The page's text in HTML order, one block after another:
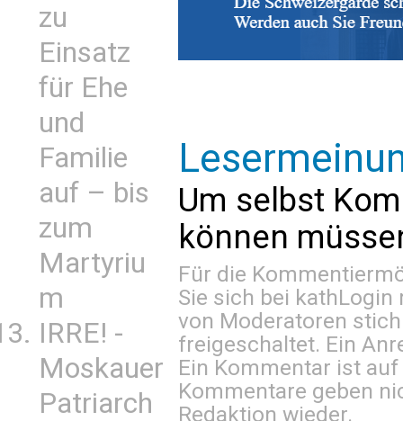
zu
Einsatz
für Ehe
und
Familie
auf – bis
zum
Martyriu
m
IRRE! -
Moskauer
Patriarch
Um selbst
können
Für die
Sie sich bei kathLogin
von Moderatoren
freigeschaltet. Ein
Ein Kommentar ist
Kommentare geben
Redaktion wieder.